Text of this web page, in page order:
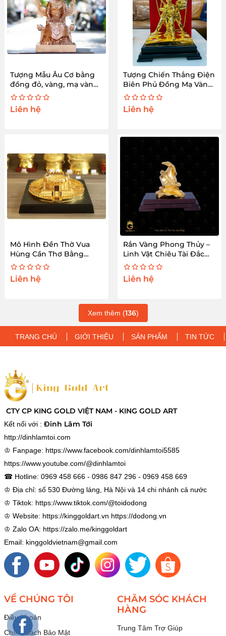
Tượng Mẫu Âu Cơ bằng
đồng đỏ, vàng, mạ vàng
cao cấp
Liên hệ
Tượng Chiến Thắng Điện
Biên Phủ Đồng Mạ Vàng
Cao 30cm
Liên hệ
Mô Hình Đền Thờ Vua
Hùng Cần Thơ Bằng
Đồng Mạ Vàng
Liên hệ
Rắn Vàng Phong Thủy –
Linh Vật Chiêu Tài Đắc
Lộc
Liên hệ
Xem thêm (136)
TRANG CHỦ GIỚI THIỆU SẢN PHẨM TIN TỨC
CTY CP KING GOLD VIỆT NAM - KING GOLD ART
Kết nối với : Đinh Lâm Tới
http://dinhlamtoi.com
♔ Fanpage: https://www.facebook.com/dinhlamtoi5585
https://www.youtube.com/@dinhlamtoi
☎ Hotline: 0969 458 666 - 0986 847 296 - 0969 458 669
♔ Địa chỉ: số 530 Đường láng, Hà Nội và 14 chi nhánh cả nước
♔ Tiktok: https://www.tiktok.com/@toidodong
♔ Website: https://kinggoldart.vn https://dodong.vn
♔ Zalo OA: https://zalo.me/kinggoldart
Email: kinggoldvietnam@gmail.com
VỀ CHÚNG TÔI
Điều Khoản
Chính Sách Bảo Mật
CHĂM SÓC KHÁCH
HÀNG
Trung Tâm Trợ Giúp